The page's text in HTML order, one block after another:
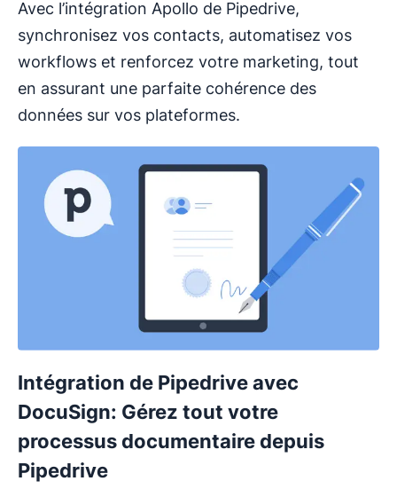
Avec l’intégration Apollo de Pipedrive,
synchronisez vos contacts, automatisez vos
workflows et renforcez votre marketing, tout
en assurant une parfaite cohérence des
données sur vos plateformes.
Intégration de Pipedrive avec
DocuSign: Gérez tout votre
processus documentaire depuis
Pipedrive